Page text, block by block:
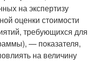
на экспертизу
оценки стоимости
требующихся для
— показателя,
на величину